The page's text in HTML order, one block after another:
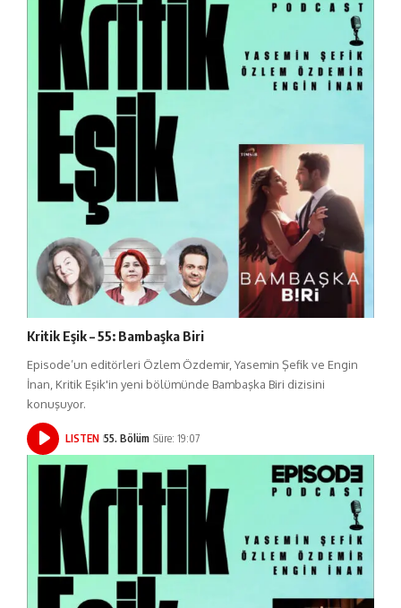
Kritik Eşik – 55: Bambaşka Biri
Episode’un editörleri Özlem Özdemir, Yasemin Şefik ve Engin
İnan, Kritik Eşik'in yeni bölümünde Bambaşka Biri dizisini
konuşuyor.
LISTEN 55. Bölüm Süre: 19:07